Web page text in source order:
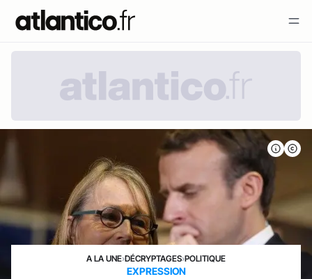
A LA UNE›DÉCRYPTAGES›POLITIQUE
EXPRESSION